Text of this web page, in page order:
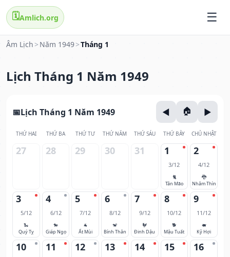
🗓️Amlich.org
Âm Lịch > Năm 1949>Tháng 1
Lịch Tháng 1 Năm 1949
Lịch Tháng 1 Năm 1949
THỨ HAI THỨ BA THỨ TƯ THỨ NĂM THỨ SÁU THỨ BẢY CHỦ NHẬT
27 28 29 30 31 1
3/12
🐈
Tân Mão
2
4/12
🐉
Nhâm Thìn
3
5/12
🐍
Quý Tỵ
4
6/12
🐎
Giáp Ngọ
5
7/12
🐐
Ất Mùi
6
8/12
🐒
Bính Thân
7
9/12
🐓
Đinh Dậu
8
10/12
🐕
Mậu Tuất
9
11/12
🐖
Kỷ Hợi
10 11 12 13 14 15 16